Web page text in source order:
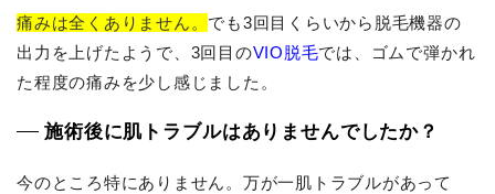
痛みは全くありません。 でも3回目くらいから脱毛機器の
出力を上げたようで、3回目のVIO脱毛では、ゴムで弾かれ
た程度の痛みを少し感じました。
施術後に肌トラブルはありませんでしたか？
今のところ特にありません。万が一肌トラブルがあって